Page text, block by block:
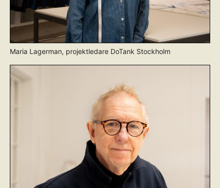
Maria Lagerman, projektledare DoTank Stockholm